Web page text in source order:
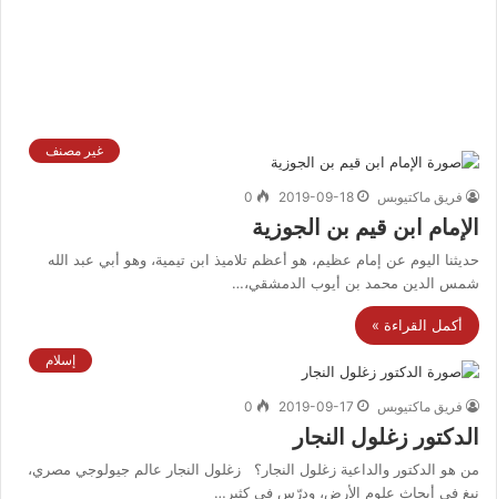
غير مصنف
فريق ماكتيوبس 2019-09-18
0
الإمام ابن قيم بن الجوزية
حديثنا اليوم عن إمام عظيم، هو أعظم تلاميذ ابن تيمية، وهو أبي عبد الله
شمس الدين محمد بن أيوب الدمشقي،…
أكمل القراءة »
إسلام
فريق ماكتيوبس 2019-09-17
0
الدكتور زغلول النجار
من هو الدكتور والداعية زغلول النجار؟ زغلول النجار عالم جيولوجي مصري،
نبغ في أبحاث علوم الأرض، ودرّس في كثير…